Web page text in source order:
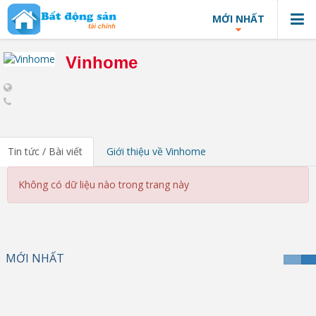
MỚI NHẤT
Vinhome
Tin tức / Bài viết Giới thiệu về Vinhome
Không có dữ liệu nào trong trang này
MỚI NHẤT